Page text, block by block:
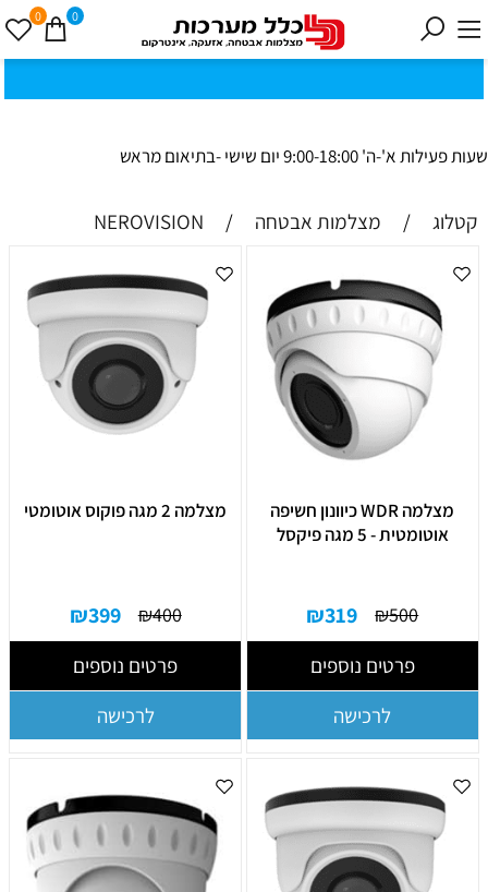
כ
ת
וב
ת
ינ
ו:ז
ב
וט
ינ
ס
קי1
8
0ב
נ
י ב
ר
ק
שעות פעילות א'-ה' 9:00-18:00 יום שישי -בתיאום מראש
0 0
קטלוג / מצלמות אבטחה /
NEROVISION
מצלמה WDR כיוונון חשיפה
אוטומטית - 5 מגה פיקסל
₪500
₪319
פרטים נוספים
לרכישה
מצלמה 2 מגה פוקוס אוטומטי
₪400
₪399
פרטים נוספים
לרכישה